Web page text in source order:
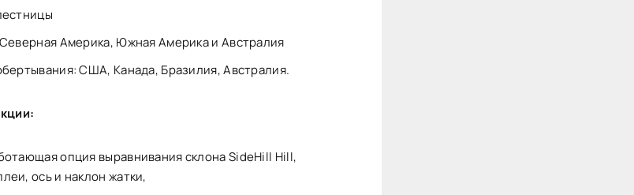
Америка, Южная Америка и Австралия
США, Канада, Бразилия, Австралия.
опция выравнивания склона SideHill Hill,
ось и наклон жатки,